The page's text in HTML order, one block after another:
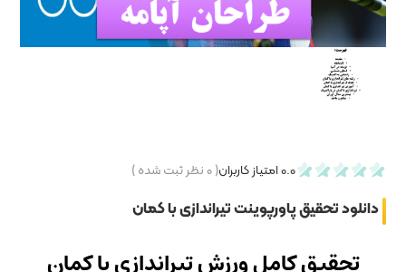
نظر ثبت شده )
با کمان
با کمان